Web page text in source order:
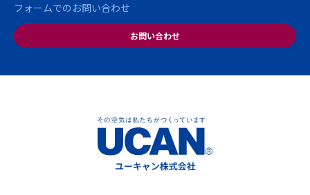
フォームでのお問い合わせ
お問い合わせ